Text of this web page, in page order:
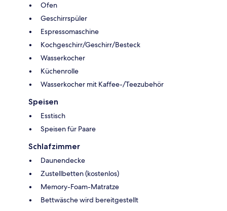
Ofen
Geschirrspüler
Espressomaschine
Kochgeschirr/Geschirr/Besteck
Wasserkocher
Küchenrolle
Wasserkocher mit Kaffee-/Teezubehör
Speisen
Esstisch
Speisen für Paare
Schlafzimmer
Daunendecke
Zustellbetten (kostenlos)
Memory-Foam-Matratze
Bettwäsche wird bereitgestellt